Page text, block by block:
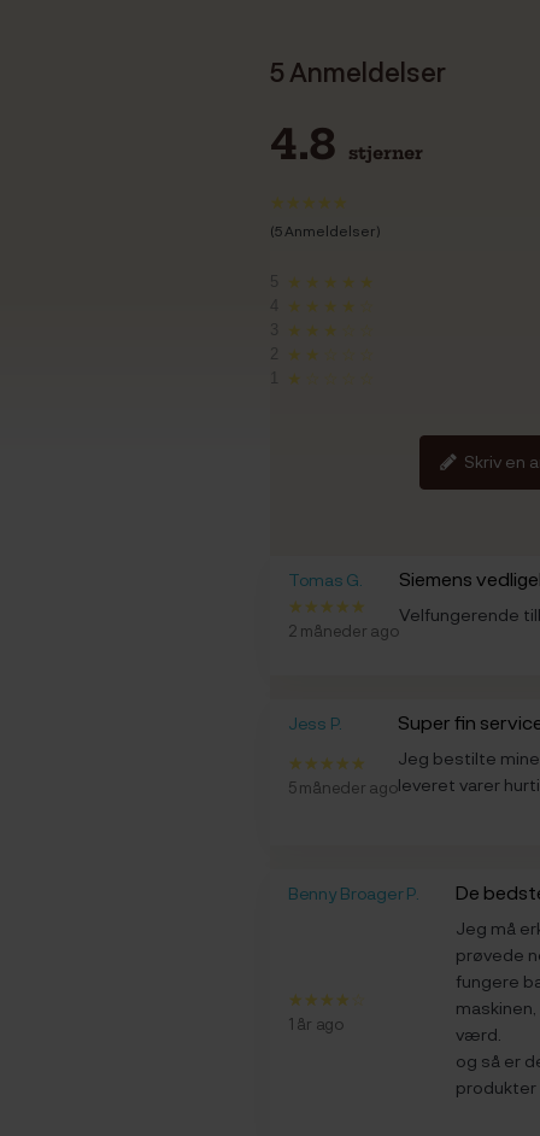
5 Anmeldelser
4.8 stjerner
(5 Anmeldelser)
5 ★★★★★
★★★★☆
3 ★★★☆☆
★★☆☆☆
★☆☆☆☆
Skriv en
Tomas G.
2 måneder ago
Siemens
Velfungerende
Jess P.
5 måneder ago
Super fin
Jeg bestilte
leveret varer
Benny Broager P.
1 år ago
De
Jeg må
prøvede
fungere
værd.
og så er
produkter